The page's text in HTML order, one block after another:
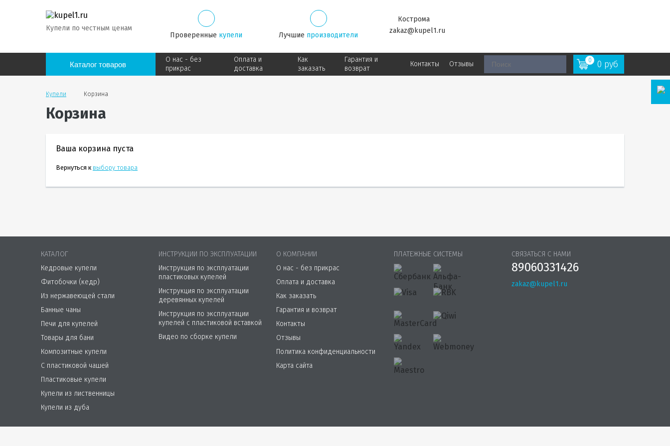
Купели по честным ценам
Проверенные купели Лучшие производители
Кострома
zakaz@kupel1.ru
Каталог товаров
О нас - без
прикрас
Оплата и
доставка
Как
заказать
Гарантия и
возврат
Контакты Отзывы 0 0 руб
Купели Корзина
Корзина
Ваша корзина пуста
Вернуться к выбору товара
КАТАЛОГ
Кедровые купели
Фитобочки (кедр)
Из нержавеющей стали
Банные чаны
Печи для купелей
Товары для бани
Композитные купели
С пластиковой чашей
Пластиковые купели
Купели из лиственницы
Купели из дуба
ИНСТРУКЦИИ ПО ЭКСПЛУАТАЦИИ
Инструкция по эксплуатации
пластиковых купелей
Инструкция по эксплуатации
деревянных купелей
Инструкция по эксплуатации
купелей с пластиковой вставкой
Видео по сборке купели
О КОМПАНИИ
О нас - без прикрас
Оплата и доставка
Как заказать
Гарантия и возврат
Контакты
Отзывы
Политика конфиденциальности
Карта сайта
ПЛАТЕЖНЫЕ СИСТЕМЫ СВЯЗАТЬСЯ С НАМИ
89060331426
zakaz@kupel1.ru